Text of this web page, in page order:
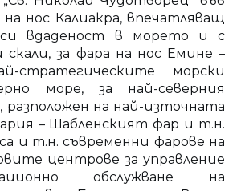
на нос Калиакра, впечатляващ
вдаденост в морето и с
за фара на нос Емине –
морски
море, за най-северния
разположен на най-източната
– Шабленският фар и т.н.
и т.н. съвременни фарове на
центрове за управление
обслужване на